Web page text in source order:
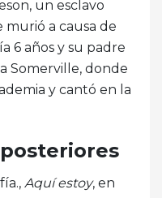
un esclavo
murió a causa de
6 años y su padre
Somerville, donde
y cantó en la
Aquí estoy, en